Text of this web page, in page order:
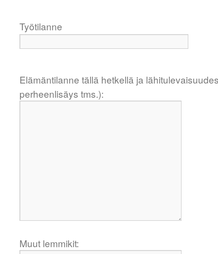
Työtilanne
Elämäntilanne tällä hetkellä ja
perheenlisäys tms.):
Muut lemmikit: